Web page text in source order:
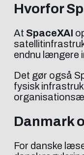
Hvorfor
At SpaceXAI
endnu længere
Det gør også
fysisk
Danmark
For danske